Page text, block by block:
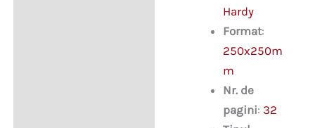
Hardy
Format:
250x250m
m
Nr. de
pagini: 32